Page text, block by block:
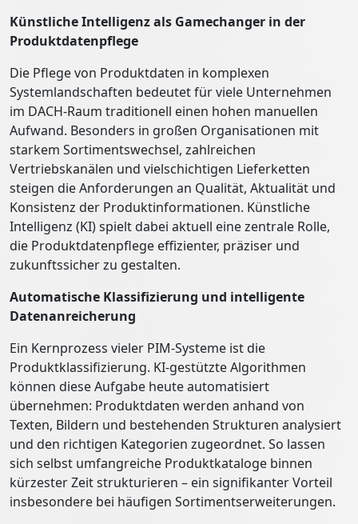
Künstliche Intelligenz als Gamechanger in der
Produktdatenpflege
Die Pflege von Produktdaten in komplexen
Systemlandschaften bedeutet für viele Unternehmen
im DACH-Raum traditionell einen hohen manuellen
Aufwand. Besonders in großen Organisationen mit
starkem Sortimentswechsel, zahlreichen
Vertriebskanälen und vielschichtigen Lieferketten
steigen die Anforderungen an Qualität, Aktualität und
Konsistenz der Produktinformationen. Künstliche
Intelligenz (KI) spielt dabei aktuell eine zentrale Rolle,
die Produktdatenpflege effizienter, präziser und
zukunftssicher zu gestalten.
Automatische Klassifizierung und intelligente
Datenanreicherung
Ein Kernprozess vieler PIM-Systeme ist die
Produktklassifizierung. KI-gestützte Algorithmen
können diese Aufgabe heute automatisiert
übernehmen: Produktdaten werden anhand von
Texten, Bildern und bestehenden Strukturen analysiert
und den richtigen Kategorien zugeordnet. So lassen
sich selbst umfangreiche Produktkataloge binnen
kürzester Zeit strukturieren – ein signifikanter Vorteil
insbesondere bei häufigen Sortimentserweiterungen.